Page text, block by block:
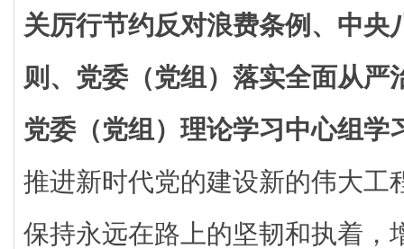
关厉行节约反对浪费条例、中央
则、党委（党组）落实全面从严
党委（党组）理论学习中心组学
推进新时代党的建设新的伟大工
保持永远在路上的坚韧和执着，